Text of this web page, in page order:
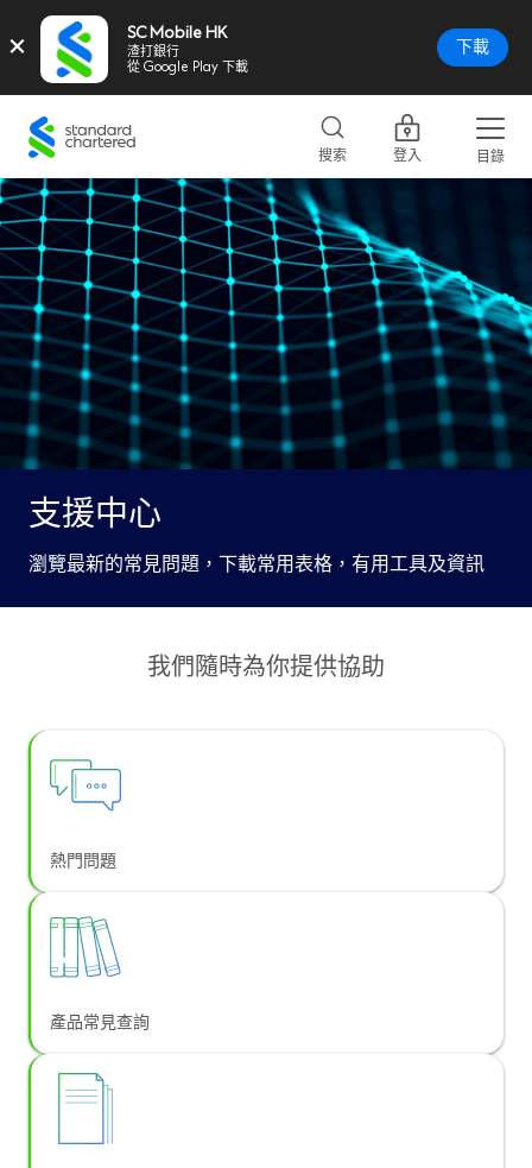
× SC Mobile HK
渣打銀行
從 Google Play 下載
下載
Standard
Chartered
Logo,
Home
Page
Link
搜索 登入 目錄
支援中心
瀏覽最新的常見問題，下載常用表格，有用工具及資訊
我們隨時為你提供協助
熱門問題
產品常見查詢